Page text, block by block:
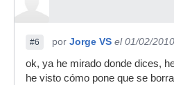
#6 por Jorge VS el 01/02/2010
ok, ya he mirado donde dices,
he visto cómo pone que se